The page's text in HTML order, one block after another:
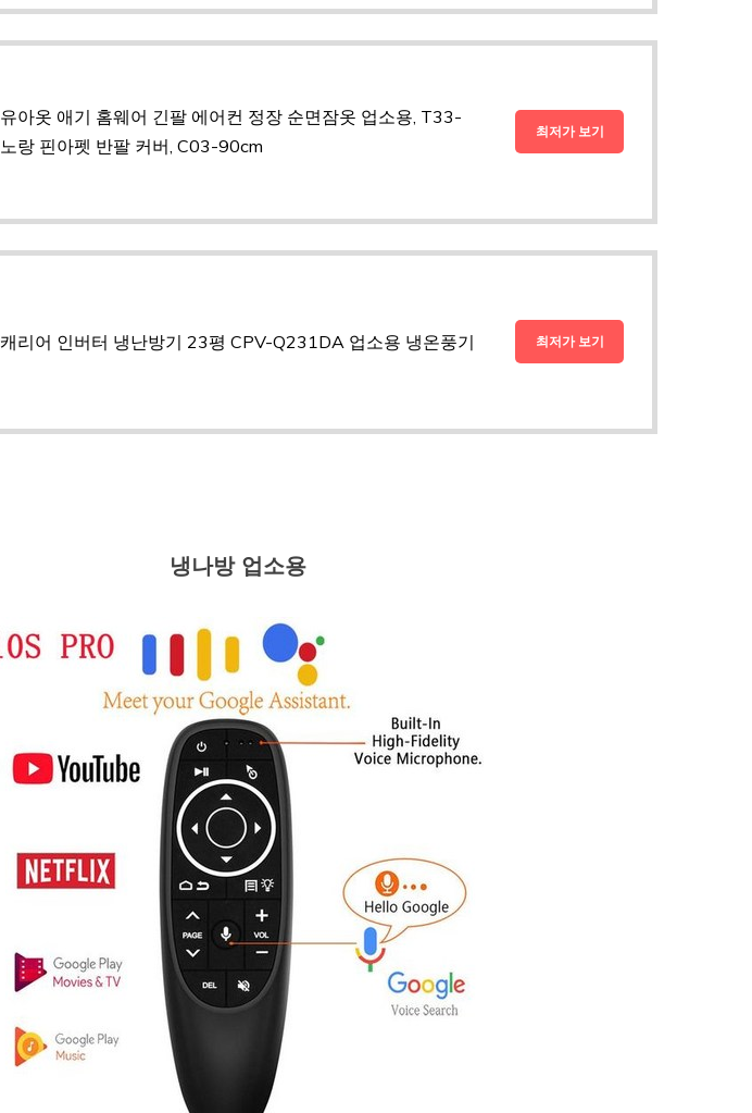
유아옷 애기 홈웨어 긴팔 에어컨 정장 순면잠옷 업소용, T33-
노랑 핀아펫 반팔 커버, C03-90cm
최저가 보기
캐리어 인버터 냉난방기 23평 CPV-Q231DA 업소용 냉온풍기 최저가 보기
냉나방 업소용